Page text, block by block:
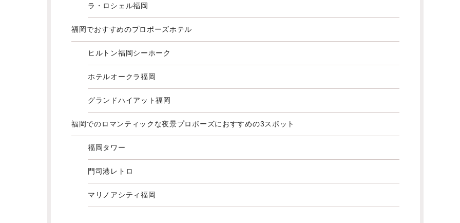
ラ・ロシェル福岡
福岡でおすすめのプロポーズホテル
ヒルトン福岡シーホーク
ホテルオークラ福岡
グランドハイアット福岡
福岡でのロマンティックな夜景プロポーズにおすすめの3スポット
福岡タワー
門司港レトロ
マリノアシティ福岡